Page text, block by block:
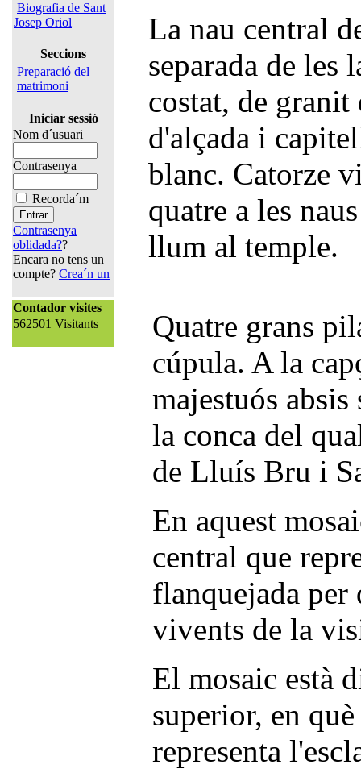
Biografia de Sant
Josep Oriol
Seccions
Preparació del
matrimoni
Iniciar sessió
Nom d´usuari
Contrasenya
Recorda´m
Contrasenya
oblidada??
Encara no tens un
compte? Crea´n un
Contador visites
562501 Visitants
La nau central
separada de les
costat, de granit
d'alçada i
blanc. Catorze
quatre a les
llum al temple.
Quatre grans
cúpula. A la
majestuós
la conca del
de Lluís Bru i
En aquest
central que
flanquejada per
vivents de la
El mosaic està
superior, en
representa